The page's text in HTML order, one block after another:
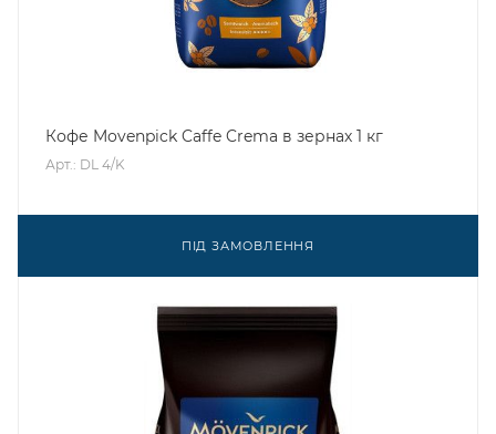
Кофе Movenpick Caffe Crema в зернах 1 кг
Арт.: DL 4/K
ПІД ЗАМОВЛЕННЯ